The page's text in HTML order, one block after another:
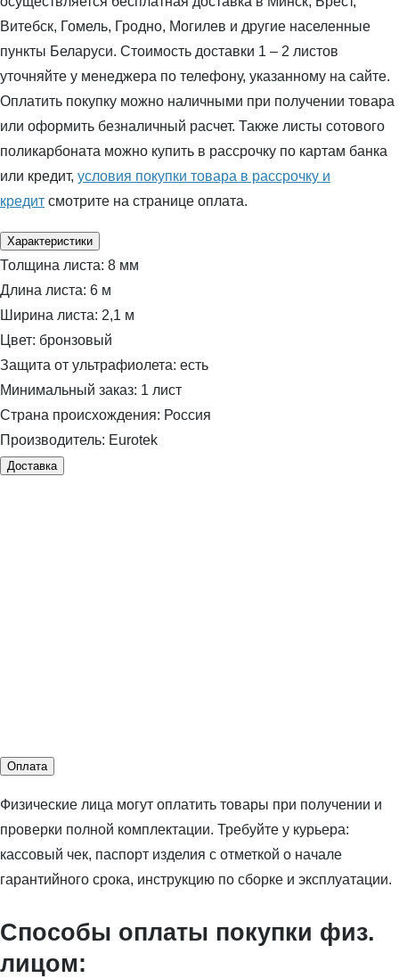
Витебск, Гомель, Гродно, Могилев и другие населенные
пункты Беларуси. Стоимость доставки 1 – 2 листов
уточняйте у менеджера по телефону, указанному на сайте.
Оплатить покупку можно наличными при получении товара
или оформить безналичный расчет. Также листы сотового
поликарбоната можно купить в рассрочку по картам банка
или кредит, условия покупки товара в рассрочку и
кредит смотрите на странице оплата.
Характеристики
Толщина листа: 8 мм
Длина листа: 6 м
Ширина листа: 2,1 м
Цвет: бронзовый
Защита от ультрафиолета: есть
Минимальный заказ: 1 лист
Страна происхождения: Россия
Производитель: Eurotek
Доставка
Оплата
Физические лица могут оплатить товары при получении и
проверки полной комплектации. Требуйте у курьера:
кассовый чек, паспорт изделия с отметкой о начале
гарантийного срока, инструкцию по сборке и эксплуатации.
Способы оплаты покупки физ.
лицом: